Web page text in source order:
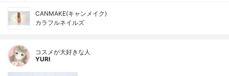
CANMAKE(キャンメイク)
カラフルネイルズ
コスメが大好きな人
YURI